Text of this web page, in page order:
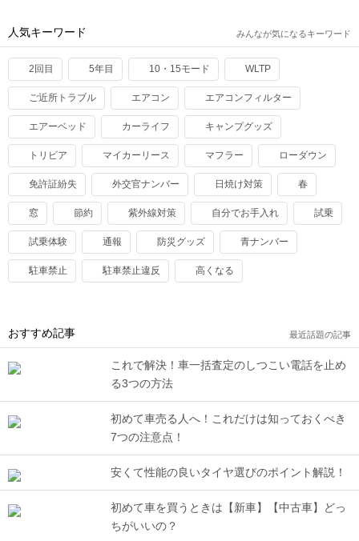
人気キーワード みんなが気になるキーワード
2回目 5年目 10・15モード WLTP
ご近所トラブル エアコン エアコンフィルター
エアーベッド カーライフ キャンプグッズ
トリビア マイカーリース マフラー ローダウン
免許証紛失 外交官ナンバー 日焼け対策 春
窓 節約 紫外線対策 自分でお手入れ 試乗
試乗体験 通報 防災グッズ 青ナンバー
駐車禁止 駐車禁止違反 高くなる
おすすめ記事 最近話題の記事
これで解決！車一括査定のしつこい電話を止め
る3つの方法
初めて車売る人へ！これだけは知っておくべき
7つの注意点！
安くて性能の良いタイヤ選びのポイント解説！
初めて車を買うときは【新車】【中古車】どっ
ちがいいの？